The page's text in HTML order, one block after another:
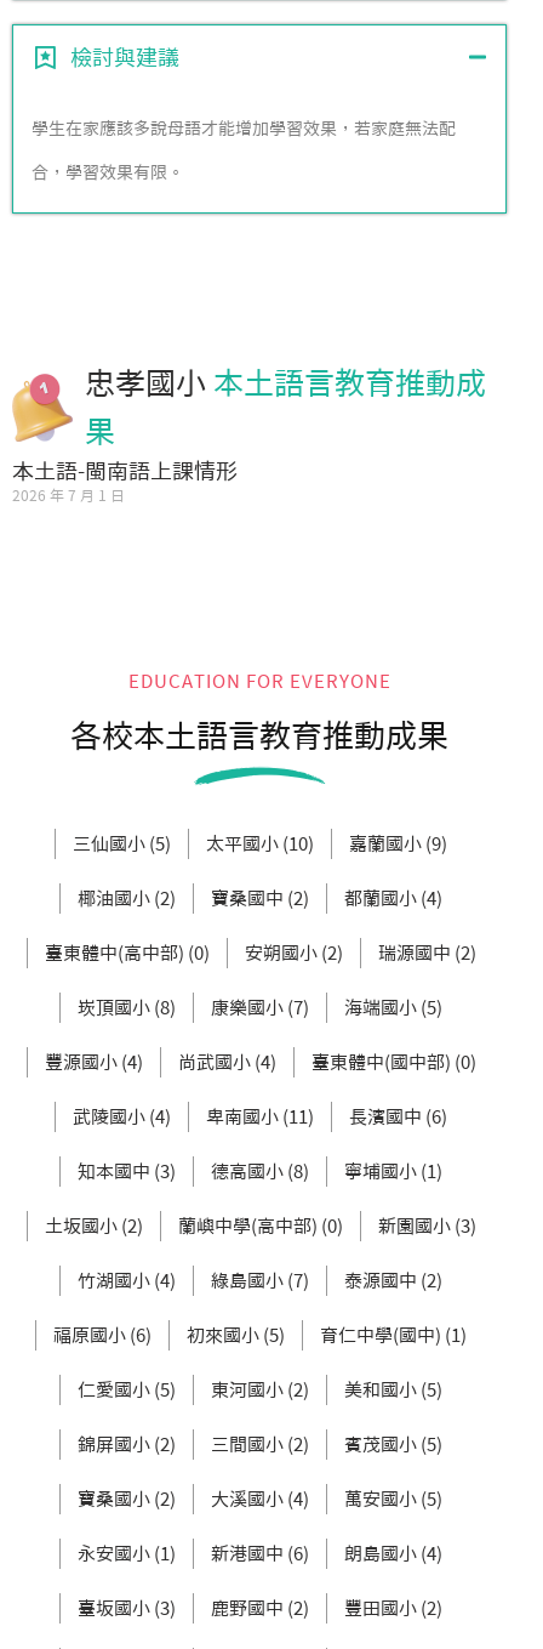
檢討與建議
學生在家應該多說母語才能增加學習效果，若家庭無法配
合，學習效果有限。
忠孝國小 本土語言教育推動成
果
本土語-閩南語上課情形
2026 年 7 月 1 日
EDUCATION FOR EVERYONE
各校本土語言教育推動成果
三仙國小 (5) 太平國小 (10) 嘉蘭國小 (9)
椰油國小 (2) 寶桑國中 (2) 都蘭國小 (4)
臺東體中(高中部) (0) 安朔國小 (2) 瑞源國中 (2)
崁頂國小 (8) 康樂國小 (7) 海端國小 (5)
豐源國小 (4) 尚武國小 (4) 臺東體中(國中部) (0)
武陵國小 (4) 卑南國小 (11) 長濱國中 (6)
知本國中 (3) 德高國小 (8) 寧埔國小 (1)
土坂國小 (2) 蘭嶼中學(高中部) (0) 新園國小 (3)
竹湖國小 (4) 綠島國小 (7) 泰源國中 (2)
福原國小 (6) 初來國小 (5) 育仁中學(國中) (1)
仁愛國小 (5) 東河國小 (2) 美和國小 (5)
錦屏國小 (2) 三間國小 (2) 賓茂國小 (5)
寶桑國小 (2) 大溪國小 (4) 萬安國小 (5)
永安國小 (1) 新港國中 (6) 朗島國小 (4)
臺坂國小 (3) 鹿野國中 (2) 豐田國小 (2)